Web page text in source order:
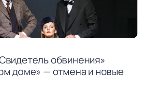
обвинения»
доме» — отмена и новые